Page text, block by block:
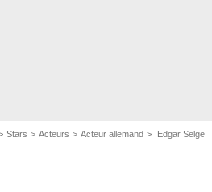
Stars Acteurs Acteur allemand Edgar Selge